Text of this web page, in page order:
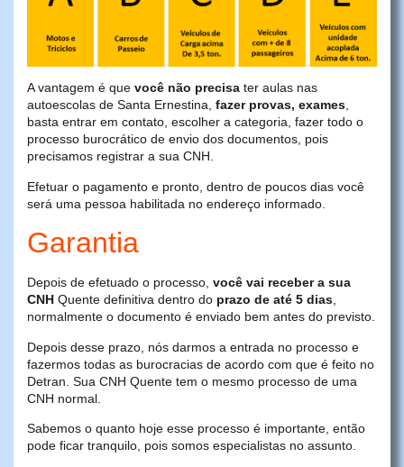
A vantagem é que você não precisa ter aulas nas
autoescolas de Santa Ernestina, fazer provas, exames,
basta entrar em contato, escolher a categoria, fazer todo o
processo burocrático de envio dos documentos, pois
precisamos registrar a sua CNH.
Efetuar o pagamento e pronto, dentro de poucos dias você
será uma pessoa habilitada no endereço informado.
Garantia
Depois de efetuado o processo, você vai receber a sua
CNH Quente definitiva dentro do prazo de até 5 dias,
normalmente o documento é enviado bem antes do previsto.
Depois desse prazo, nós darmos a entrada no processo e
fazermos todas as burocracias de acordo com que é feito no
Detran. Sua CNH Quente tem o mesmo processo de uma
CNH normal.
Sabemos o quanto hoje esse processo é importante, então
pode ficar tranquilo, pois somos especialistas no assunto.